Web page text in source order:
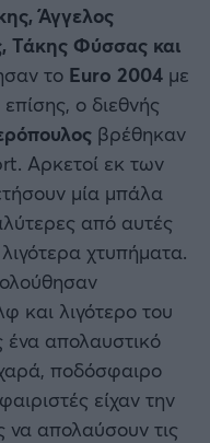
Άγγελος
Τάκης Φύσσας και
το Euro 2004 με
ο διεθνής
βρέθηκαν
Αρκετοί εκ των
μία μπάλα
από αυτές
χτυπήματα.
και λιγότερο του
απολαυστικό
ποδόσφαιρο
είχαν την
να απολαύσουν τις